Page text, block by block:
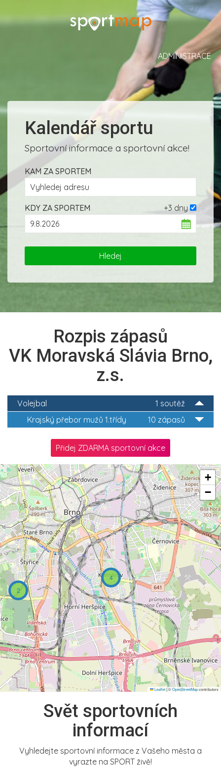
ADMINISTRACE
Kalendář sportu
Sportovní informace a sportovní akce!
KAM ZA SPORTEM
+3 dny
KDY ZA SPORTEM
Rozpis zápasů
VK Moravská Slávia Brno,
z.s.
1 soutěž
Volejbal
10 zápasů
Krajský přebor mužů 1.třídy
Přidej ZDARMA sportovní akce
2
4
+
−
Leaflet|©OpenStreetMapcontributors
Svět sportovních
informací
Vyhledejte sportovní informace z Vašeho města a
vyrazte na SPORT živě!